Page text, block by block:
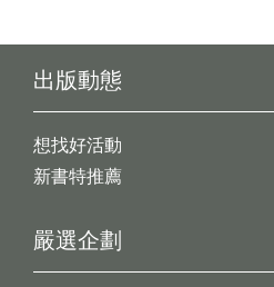
出版動態
想找好活動
新書特推薦
嚴選企劃